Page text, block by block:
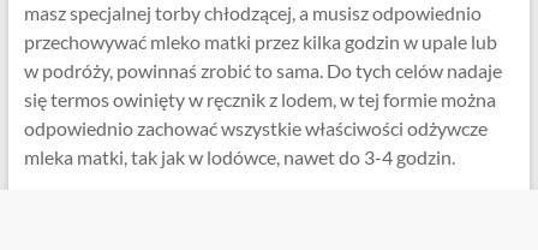
masz specjalnej torby chłodzącej, a musisz odpowiednio
przechowywać mleko matki przez kilka godzin w upale lub
w podróży, powinnaś zrobić to sama. Do tych celów nadaje
się termos owinięty w ręcznik z lodem, w tej formie można
odpowiednio zachować wszystkie właściwości odżywcze
mleka matki, tak jak w lodówce, nawet do 3-4 godzin.